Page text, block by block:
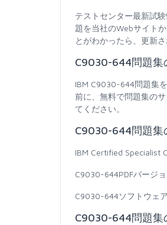
テストセンター最新試
題を当社のWebサイト
とがわかったら、更新
C9030-644問題集
IBM C9030-644問題集
前に、無料で問題集の
てください。
C9030-644問題集
IBM Certified Specialist
C9030-644PDFバージ
C9030-644ソフトウェ
C9030-644問題集